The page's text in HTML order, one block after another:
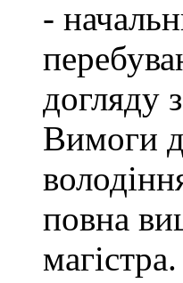
-
догляду
Вимоги
повна